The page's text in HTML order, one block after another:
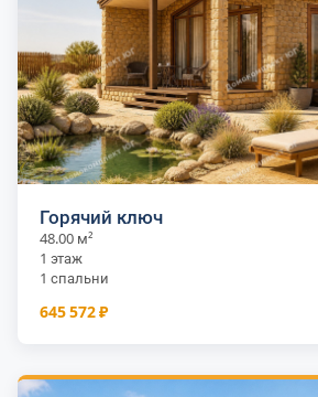
Горячий ключ
48.00 м²
1 этаж
1 спальни
645 572 ₽